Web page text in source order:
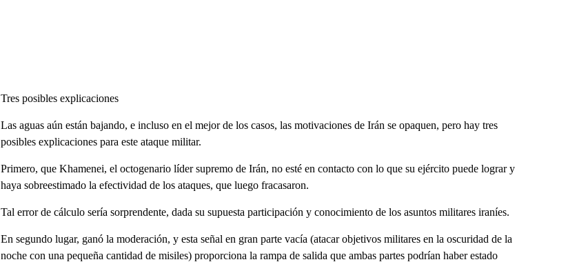
Tres posibles explicaciones
Las aguas aún están bajando, e incluso en el mejor de los casos, las motivaciones de Irán se opaquen, pero hay tres
posibles explicaciones para este ataque militar.
Primero, que Khamenei, el octogenario líder supremo de Irán, no esté en contacto con lo que su ejército puede lograr y
haya sobreestimado la efectividad de los ataques, que luego fracasaron.
Tal error de cálculo sería sorprendente, dada su supuesta participación y conocimiento de los asuntos militares iraníes.
En segundo lugar, ganó la moderación, y esta señal en gran parte vacía (atacar objetivos militares en la oscuridad de la
noche con una pequeña cantidad de misiles) proporciona la rampa de salida que ambas partes podrían haber estado